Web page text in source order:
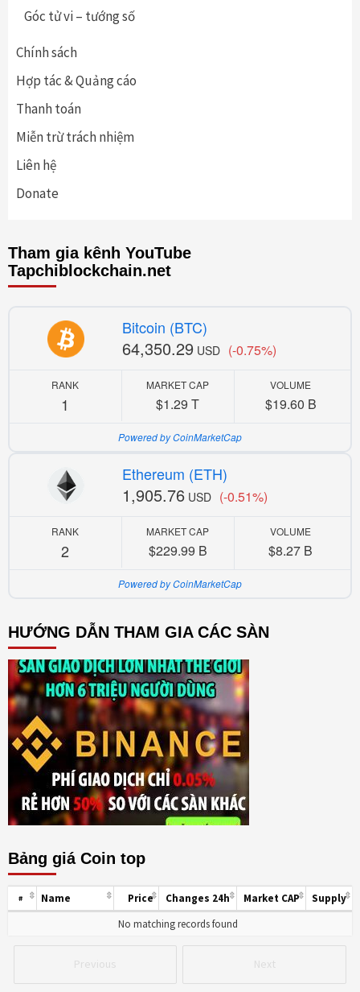
Góc tử vi – tướng số
Chính sách
Hợp tác & Quảng cáo
Thanh toán
Miễn trừ trách nhiệm
Liên hệ
Donate
Tham gia kênh YouTube
Tapchiblockchain.net
Bitcoin (BTC)
64,350.29 USD (-0.75%)
RANK
1
MARKET CAP
$1.29 T
VOLUME
$19.60 B
Powered by CoinMarketCap
Ethereum (ETH)
1,905.76 USD (-0.51%)
RANK
2
MARKET CAP
$229.99 B
VOLUME
$8.27 B
Powered by CoinMarketCap
HƯỚNG DẪN THAM GIA CÁC SÀN
Bảng giá Coin top
Previous Next
# Name Price Changes 24h Market CAP
Supply
No matching records found